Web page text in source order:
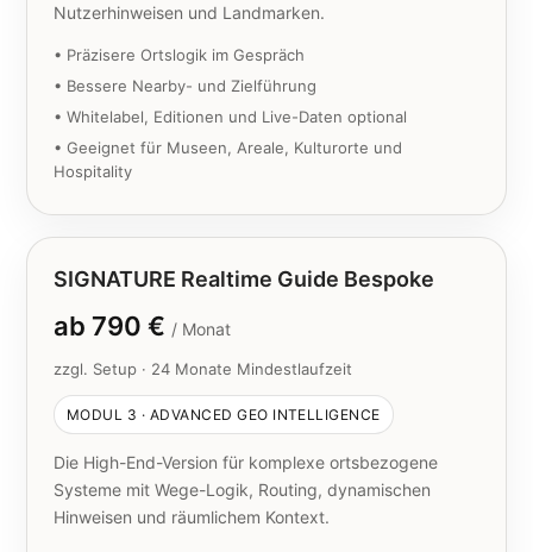
Nutzerhinweisen und Landmarken.
• Präzisere Ortslogik im Gespräch
• Bessere Nearby- und Zielführung
• Whitelabel, Editionen und Live-Daten optional
• Geeignet für Museen, Areale, Kulturorte und
Hospitality
SIGNATURE Realtime Guide Bespoke
ab 790 € / Monat
zzgl. Setup · 24 Monate Mindestlaufzeit
MODUL 3 · ADVANCED GEO INTELLIGENCE
Die High-End-Version für komplexe ortsbezogene
Systeme mit Wege-Logik, Routing, dynamischen
Hinweisen und räumlichem Kontext.